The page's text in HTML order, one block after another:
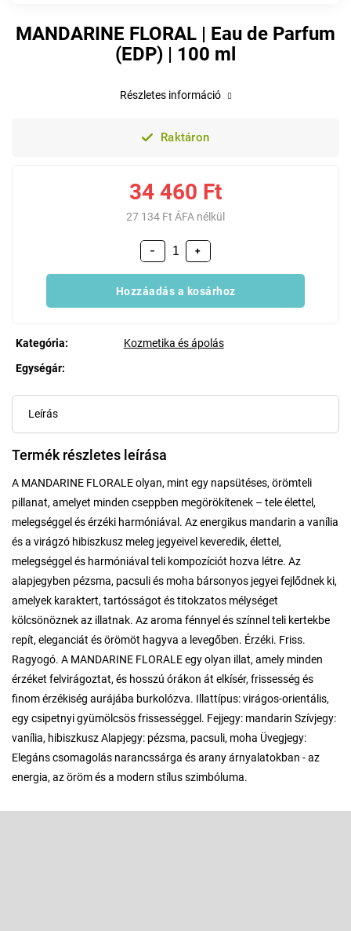
MANDARINE FLORAL | Eau de Parfum
(EDP) | 100 ml
Raktáron
34 460 Ft
27 134 Ft ÁFA nélkül
+
−
Hozzáadás a kosárhoz
Kategória:
Kozmetika és ápolás
Egységár:
Részletes információ
Leírás
Termék részletes leírása
A MANDARINE FLORALE olyan, mint egy napsütéses, örömteli
pillanat, amelyet minden cseppben megörökítenek – tele élettel,
melegséggel és érzéki harmóniával. Az energikus mandarin a vanília
és a virágzó hibiszkusz meleg jegyeivel keveredik, élettel,
melegséggel és harmóniával teli kompozíciót hozva létre. Az
alapjegyben pézsma, pacsuli és moha bársonyos jegyei fejlődnek ki,
amelyek karaktert, tartósságot és titokzatos mélységet
kölcsönöznek az illatnak. Az aroma fénnyel és színnel teli kertekbe
repít, eleganciát és örömöt hagyva a levegőben. Érzéki. Friss.
Ragyogó. A MANDARINE FLORALE egy olyan illat, amely minden
érzéket felvirágoztat, és hosszú órákon át elkísér, frissesség és
finom érzékiség aurájába burkolózva. Illattípus: virágos-orientális,
egy csipetnyi gyümölcsös frissességgel. Fejjegy: mandarin Szívjegy:
vanília, hibiszkusz Alapjegy: pézsma, pacsuli, moha Üvegjegy:
Elegáns csomagolás narancssárga és arany árnyalatokban - az
energia, az öröm és a modern stílus szimbóluma.